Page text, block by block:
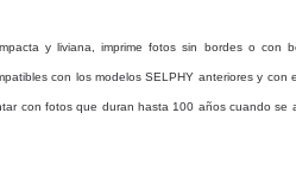
y liviana, imprime fotos sin bordes o con
con los modelos SELPHY anteriores y con
con fotos que duran hasta 100 años cuando